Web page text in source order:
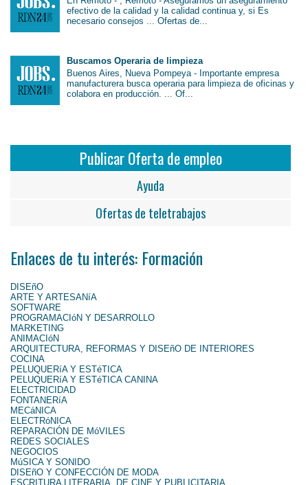
efectivo de la calidad y la calidad continua y, si Es
necesario consejos ... Ofertas de...
Buscamos Operaria de limpieza
Buenos Aires, Nueva Pompeya - Importante empresa
manufacturera busca operaria para limpieza de oficinas y
colabora en producción. ... Of...
Publicar Oferta de empleo
Ayuda
Ofertas de teletrabajos
Enlaces de tu interés: Formación
DISEñO
ARTE Y ARTESANíA
SOFTWARE
PROGRAMACIóN Y DESARROLLO
MARKETING
ANIMACIóN
ARQUITECTURA, REFORMAS Y DISEñO DE INTERIORES
COCINA
PELUQUERíA Y ESTéTICA
PELUQUERíA Y ESTéTICA CANINA
ELECTRICIDAD
FONTANERíA
MECáNICA
ELECTRóNICA
REPARACIÓN DE MóVILES
REDES SOCIALES
NEGOCIOS
MúSICA Y SONIDO
DISEñO Y CONFECCIÓN DE MODA
ESCRITURA LITERARIA, DE CINE Y PUBLICITARIA